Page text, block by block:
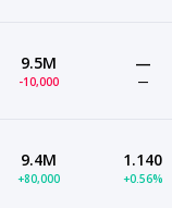
9.5M
-10,000
—
—
9.4M
+80,000
1.140
+0.56%